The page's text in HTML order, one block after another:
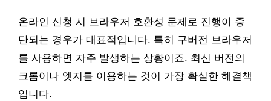
온라인 신청 시 브라우저 호환성 문제로 진행이 중
단되는 경우가 대표적입니다. 특히 구버전 브라우저
를 사용하면 자주 발생하는 상황이죠. 최신 버전의
크롬이나 엣지를 이용하는 것이 가장 확실한 해결책
입니다.